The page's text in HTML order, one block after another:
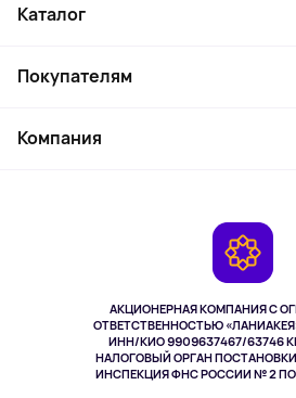
АКЦИОНЕРНАЯ КОМПАНИЯ С
ОТВЕТСТВЕННОСТЬЮ «ЛАНИАКЕЯ»
ИНН/КИО 9909637467/63746
НАЛОГОВЫЙ ОРГАН ПОСТАНОВКИ
ИНСПЕКЦИЯ ФНС РОССИИ № 2 ПО
Каталог
Ноутбуки, мониторы, VR
Косметика и уход
Здоровье питомцев
Покупателям
Как заказать
Компания